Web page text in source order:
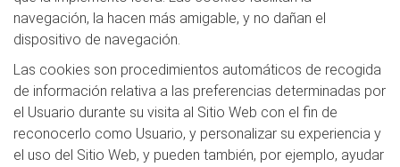
navegación, la hacen más amigable, y no dañan el
dispositivo de navegación.
Las cookies son procedimientos automáticos de recogida
de información relativa a las preferencias determinadas por
el Usuario durante su visita al Sitio Web con el fin de
reconocerlo como Usuario, y personalizar su experiencia y
el uso del Sitio Web, y pueden también, por ejemplo, ayudar